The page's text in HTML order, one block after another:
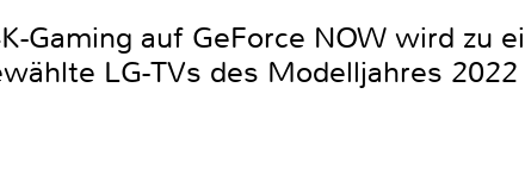
Gaming auf GeForce NOW wird zu
LG-TVs des Modelljahres